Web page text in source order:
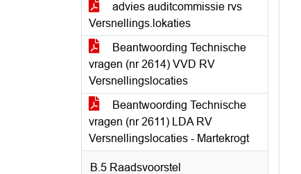
advies auditcommissie rvs
Versnellings.lokaties
Beantwoording Technische
vragen (nr 2614) VVD RV
Versnellingslocaties
Beantwoording Technische
vragen (nr 2611) LDA RV
Versnellingslocaties - Martekrogt
B.5 Raadsvoorstel